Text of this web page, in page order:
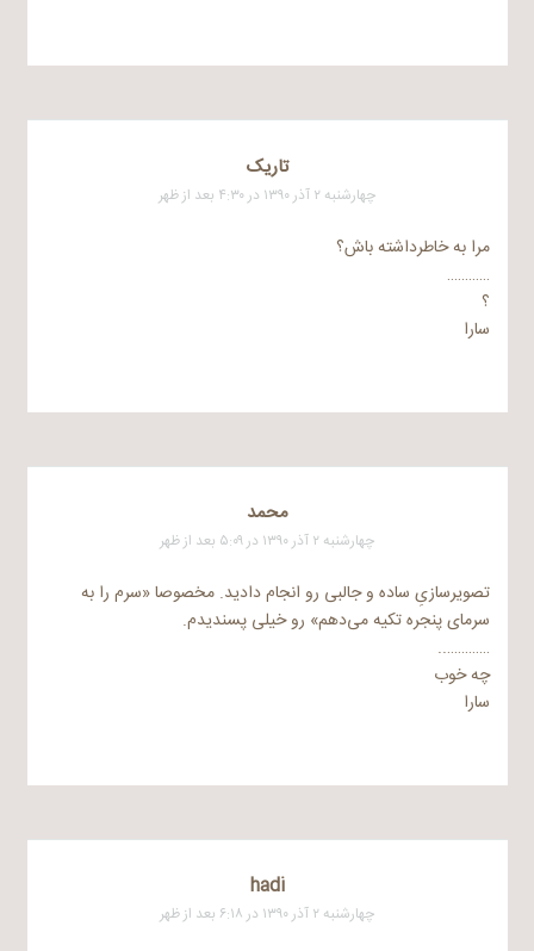
تاریک
چهارشنبه ۲ آذر ۱۳۹۰ در ۴:۳۰ بعد از ظهر
مرا به خاطرداشته باش؟
…………
؟
سارا
محمد
چهارشنبه ۲ آذر ۱۳۹۰ در ۵:۰۹ بعد از ظهر
تصویرسازیِ ساده و جالبی رو انجام دادید. مخصوصا «سرم را به
سرمای پنجره تکیه می‌دهم» رو خیلی پسندیدم.
…………..
چه خوب
سارا
hadi
چهارشنبه ۲ آذر ۱۳۹۰ در ۶:۱۸ بعد از ظهر